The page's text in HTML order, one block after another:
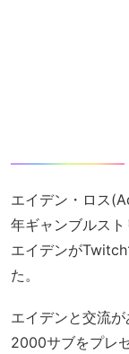
エイデン・ロス
年ギャンブルス
エイデンが
た。
エイデンと交流
2000サブをプレ